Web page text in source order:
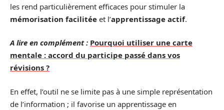
les rend particulièrement efficaces pour stimuler la
mémorisation facilitée et l’apprentissage actif.
A lire en complément : Pourquoi utiliser une carte
mentale : accord du participe passé dans vos
révisions ?
En effet, l’outil ne se limite pas à une simple représentation
de l’information ; il favorise un apprentissage en